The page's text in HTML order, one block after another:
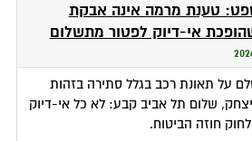
טענת מרמה אינה אבקת
אי-דיוק לפטור מתשלום
על תאונת רכב בגלל סתירה בזהות
שלום תל אביב קבע: לא כל אי-דיוק